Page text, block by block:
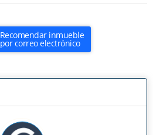
Recomendar inmueble
por correo electrónico